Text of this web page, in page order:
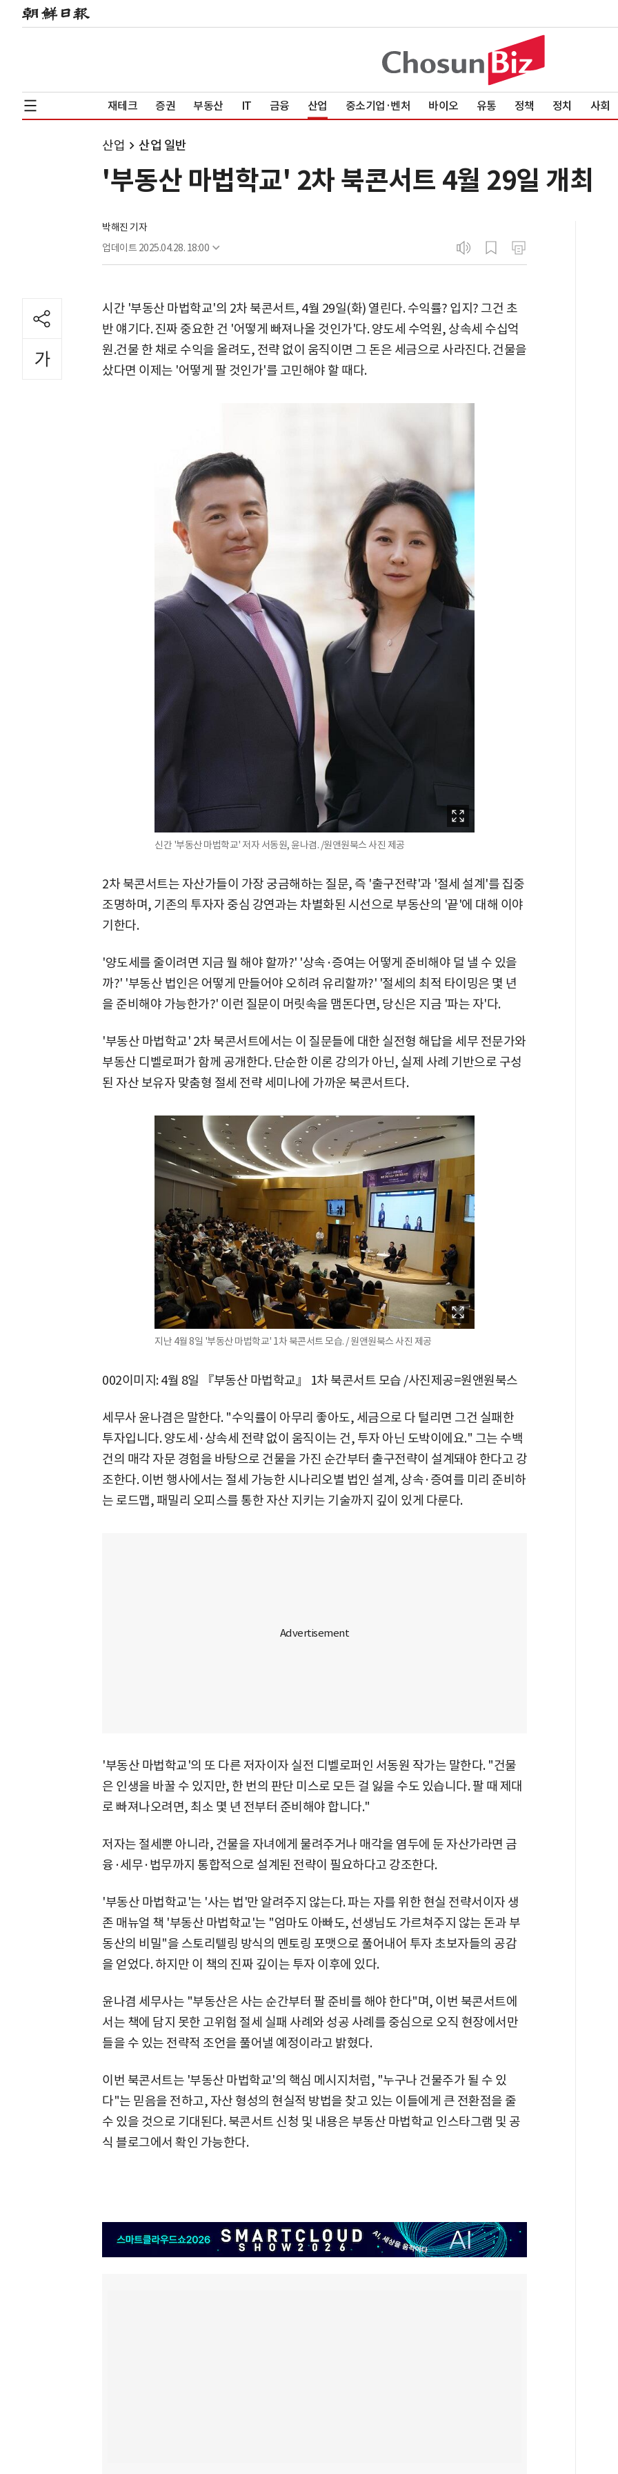
재테크 증권 부동산 IT 금융 산업 중소기업·벤처 바이오 유통 정책 정치 사회
산업 산업 일반
'부동산 마법학교' 2차 북콘서트 4월 29일 개최
박해진 기자
업데이트 2025.04.28. 18:00
시간 '부동산 마법학교'의 2차 북콘서트, 4월 29일(화) 열린다. 수익률? 입지? 그건 초
반 얘기다. 진짜 중요한 건 '어떻게 빠져나올 것인가'다. 양도세 수억원, 상속세 수십억
원.건물 한 채로 수익을 올려도, 전략 없이 움직이면 그 돈은 세금으로 사라진다. 건물을
샀다면 이제는 '어떻게 팔 것인가'를 고민해야 할 때다.
신간 '부동산 마법학교' 저자 서동원, 윤나겸. /원앤원북스 사진 제공
2차 북콘서트는 자산가들이 가장 궁금해하는 질문, 즉 '출구전략'과 '절세 설계'를 집중
조명하며, 기존의 투자자 중심 강연과는 차별화된 시선으로 부동산의 '끝'에 대해 이야
기한다.
'양도세를 줄이려면 지금 뭘 해야 할까?' '상속·증여는 어떻게 준비해야 덜 낼 수 있을
까?' '부동산 법인은 어떻게 만들어야 오히려 유리할까?' '절세의 최적 타이밍은 몇 년
을 준비해야 가능한가?' 이런 질문이 머릿속을 맴돈다면, 당신은 지금 '파는 자'다.
'부동산 마법학교' 2차 북콘서트에서는 이 질문들에 대한 실전형 해답을 세무 전문가와
부동산 디벨로퍼가 함께 공개한다. 단순한 이론 강의가 아닌, 실제 사례 기반으로 구성
된 자산 보유자 맞춤형 절세 전략 세미나에 가까운 북콘서트다.
지난 4월 8일 '부동산 마법학교' 1차 북콘서트 모습. / 원앤원북스 사진 제공
002이미지: 4월 8일 『부동산 마법학교』 1차 북콘서트 모습 /사진제공=원앤원북스
세무사 윤나겸은 말한다. "수익률이 아무리 좋아도, 세금으로 다 털리면 그건 실패한
투자입니다. 양도세·상속세 전략 없이 움직이는 건, 투자 아닌 도박이에요." 그는 수백
건의 매각 자문 경험을 바탕으로 건물을 가진 순간부터 출구전략이 설계돼야 한다고 강
조한다. 이번 행사에서는 절세 가능한 시나리오별 법인 설계, 상속·증여를 미리 준비하
는 로드맵, 패밀리 오피스를 통한 자산 지키는 기술까지 깊이 있게 다룬다.
'부동산 마법학교'의 또 다른 저자이자 실전 디벨로퍼인 서동원 작가는 말한다. "건물
은 인생을 바꿀 수 있지만, 한 번의 판단 미스로 모든 걸 잃을 수도 있습니다. 팔 때 제대
로 빠져나오려면, 최소 몇 년 전부터 준비해야 합니다."
저자는 절세뿐 아니라, 건물을 자녀에게 물려주거나 매각을 염두에 둔 자산가라면 금
융·세무·법무까지 통합적으로 설계된 전략이 필요하다고 강조한다.
'부동산 마법학교'는 '사는 법'만 알려주지 않는다. 파는 자를 위한 현실 전략서이자 생
존 매뉴얼 책 '부동산 마법학교'는 "엄마도 아빠도, 선생님도 가르쳐주지 않는 돈과 부
동산의 비밀"을 스토리텔링 방식의 멘토링 포맷으로 풀어내어 투자 초보자들의 공감
을 얻었다. 하지만 이 책의 진짜 깊이는 투자 이후에 있다.
윤나겸 세무사는 "부동산은 사는 순간부터 팔 준비를 해야 한다"며, 이번 북콘서트에
서는 책에 담지 못한 고위험 절세 실패 사례와 성공 사례를 중심으로 오직 현장에서만
들을 수 있는 전략적 조언을 풀어낼 예정이라고 밝혔다.
이번 북콘서트는 '부동산 마법학교'의 핵심 메시지처럼, "누구나 건물주가 될 수 있
다"는 믿음을 전하고, 자산 형성의 현실적 방법을 찾고 있는 이들에게 큰 전환점을 줄
수 있을 것으로 기대된다. 북콘서트 신청 및 내용은 부동산 마법학교 인스타그램 및 공
식 블로그에서 확인 가능한다.